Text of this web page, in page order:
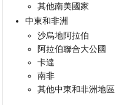
其他南美國家
中東和非洲
沙烏地阿拉伯
阿拉伯聯合大公國
卡達
南非
其他中東和非洲地區